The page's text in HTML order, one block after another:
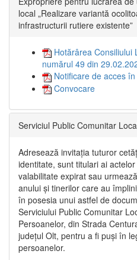
local „Realizare variantă
infrastructurii rutiere existente”
Hotărârea Consiliului
numărul 49 din
Notificare de acces
Convocare
Serviciul Public Comunitar
Adresează invitația tuturor
identitate, sunt titulari ai
valabilitate expirat sau
anului și tinerilor care au
în posesia unui astfel de
Serviciului Public Comunitar
Persoanelor, din Strada
județul Olt, pentru a fi puși în
persoanelor.